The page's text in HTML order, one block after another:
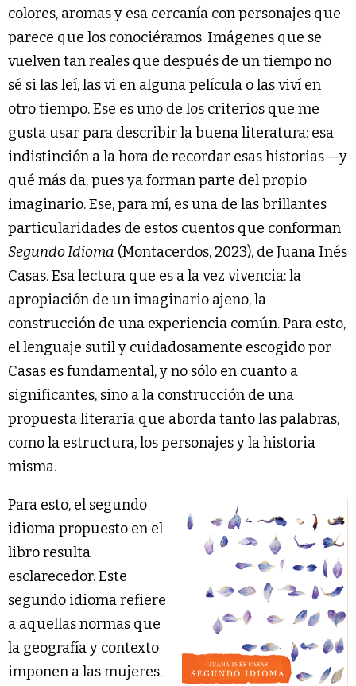
colores, aromas y esa cercanía con personajes que
parece que los conociéramos. Imágenes que se
vuelven tan reales que después de un tiempo no
sé si las leí, las vi en alguna película o las viví en
otro tiempo. Ese es uno de los criterios que me
gusta usar para describir la buena literatura: esa
indistinción a la hora de recordar esas historias —y
qué más da, pues ya forman parte del propio
imaginario. Ese, para mí, es una de las brillantes
particularidades de estos cuentos que conforman
Segundo Idioma (Montacerdos, 2023), de Juana Inés
Casas. Esa lectura que es a la vez vivencia: la
apropiación de un imaginario ajeno, la
construcción de una experiencia común. Para esto,
el lenguaje sutil y cuidadosamente escogido por
Casas es fundamental, y no sólo en cuanto a
significantes, sino a la construcción de una
propuesta literaria que aborda tanto las palabras,
como la estructura, los personajes y la historia
misma.
Para esto, el segundo
idioma propuesto en el
libro resulta
esclarecedor. Este
segundo idioma refiere
a aquellas normas que
la geografía y contexto
imponen a las mujeres.